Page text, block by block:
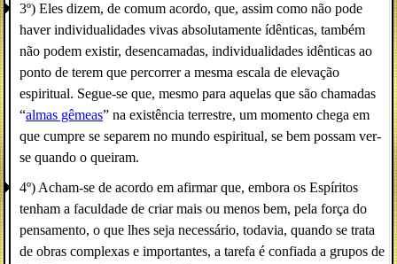
3º) Eles dizem, de comum acordo, que, assim como não pode
haver individualidades vivas absolutamente ídênticas, também
não podem existir, desencamadas, individualidades idênticas ao
ponto de terem que percorrer a mesma escala de elevação
espiritual. Segue-se que, mesmo para aquelas que são chamadas
“almas gêmeas” na existência terrestre, um momento chega em
que cumpre se separem no mundo espiritual, se bem possam ver-
se quando o queiram.
4º) Acham-se de acordo em afirmar que, embora os Espíritos
tenham a faculdade de criar mais ou menos bem, pela força do
pensamento, o que lhes seja necessário, todavia, quando se trata
de obras complexas e importantes, a tarefa é confiada a grupos de